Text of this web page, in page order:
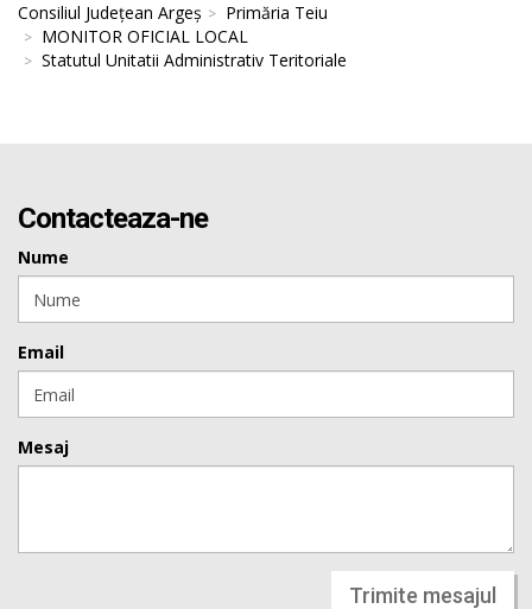
Consiliul Județean Argeș
Primăria Teiu
MONITOR OFICIAL LOCAL
Statutul Unitatii Administrativ Teritoriale
Contacteaza-ne
Nume
Email
Mesaj
Trimite mesajul